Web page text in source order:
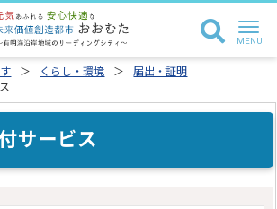
くらし・環境
届出・証明
サービス